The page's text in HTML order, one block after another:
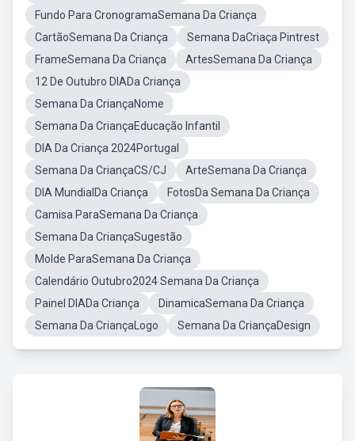
Fundo Para CronogramaSemana Da Criança
CartãoSemana Da Criança
Semana DaCriaça Pintrest
FrameSemana Da Criança
ArtesSemana Da Criança
12 De Outubro DIADa Criança
Semana Da CriançaNome
Semana Da CriançaEducação Infantil
DIA Da Criança 2024Portugal
Semana Da CriançaCS/CJ
ArteSemana Da Criança
DIA MundialDa Criança
FotosDa Semana Da Criança
Camisa ParaSemana Da Criança
Semana Da CriançaSugestão
Molde ParaSemana Da Criança
Calendário Outubro2024 Semana Da Criança
Painel DIADa Criança
DinamicaSemana Da Criança
Semana Da CriançaLogo
Semana Da CriançaDesign